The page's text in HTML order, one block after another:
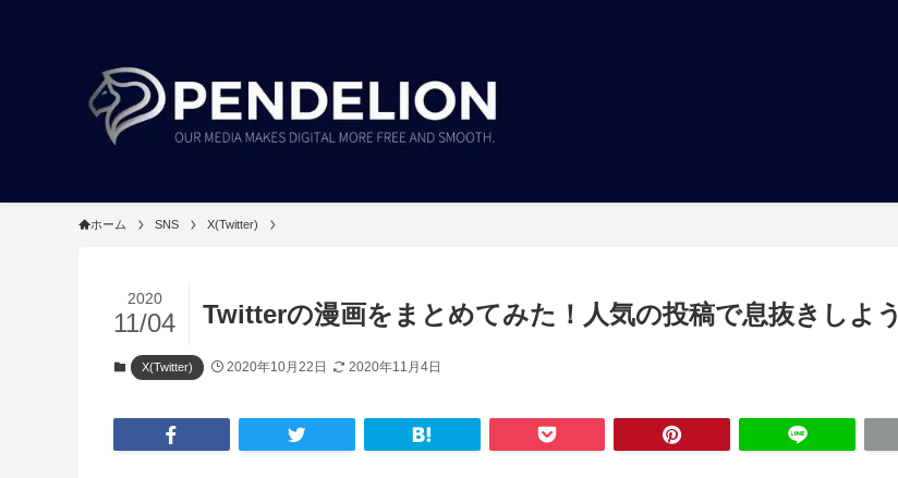
ホーム SNS X(Twitter)
Twitterの漫画をまとめてみた！人気の投稿で息抜きしよう
2020
11/04
X(Twitter) 2020年10月22日 2020年11月4日